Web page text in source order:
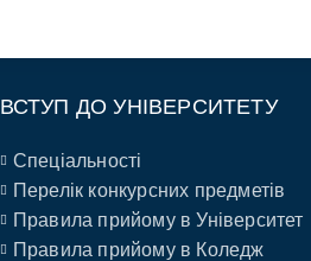
ВСТУП ДО УНІВЕРСИТЕТУ
Спеціальності
Перелік конкурсних предметів
Правила прийому в Університет
Правила прийому в Коледж